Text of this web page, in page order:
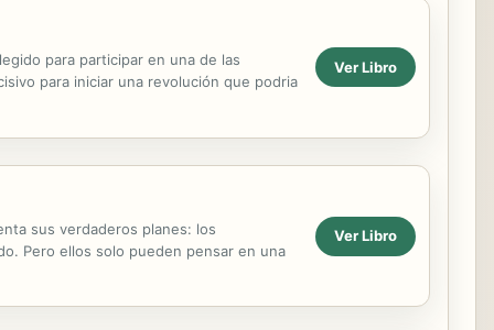
para participar en una de las
para iniciar una revolución que podria
Ver Libro
sus verdaderos planes: los
Pero ellos solo pueden pensar en una
Ver Libro